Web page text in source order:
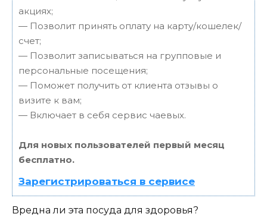
акциях;
— Позволит принять оплату на карту/кошелек/
счет;
— Позволит записываться на групповые и
персональные посещения;
— Поможет получить от клиента отзывы о
визите к вам;
— Включает в себя сервис чаевых.
Для новых пользователей первый месяц
бесплатно.
Зарегистрироваться в сервисе
Вредна ли эта посуда для здоровья?